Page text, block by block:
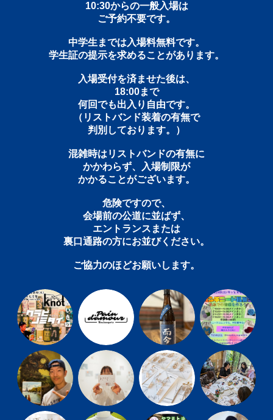
10:30からの一般入場は
ご予約不要です。
中学生までは入場料無料です。
学生証の提示を求めることがあります。
入場受付を済ませた後は、
18:00まで
何回でも出入り自由です。
（リストバンド装着の有無で
判別しております。）
混雑時はリストバンドの有無に
かかわらず、入場制限が
かかることがございます。
危険ですので、
会場前の公道に並ばず、
エントランスまたは
裏口通路の方にお並びください。
ご協力のほどお願いします。